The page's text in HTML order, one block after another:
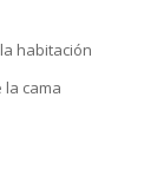
habitación
la cama